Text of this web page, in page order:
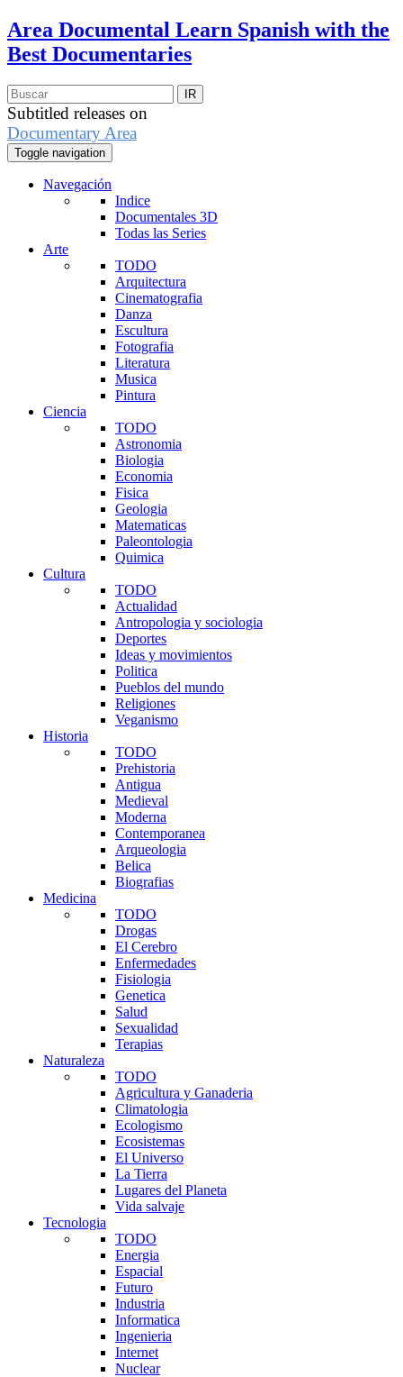
Area Documental Learn Spanish with the
Best Documentaries
Subtitled releases on
Documentary Area
Toggle navigation
Navegación
Indice
Documentales 3D
Todas las Series
Arte
TODO
Arquitectura
Cinematografia
Danza
Escultura
Fotografia
Literatura
Musica
Pintura
Ciencia
TODO
Astronomia
Biologia
Economia
Fisica
Geologia
Matematicas
Paleontologia
Quimica
Cultura
TODO
Actualidad
Antropologia y sociologia
Deportes
Ideas y movimientos
Politica
Pueblos del mundo
Religiones
Veganismo
Historia
TODO
Prehistoria
Antigua
Medieval
Moderna
Contemporanea
Arqueologia
Belica
Biografias
Medicina
TODO
Drogas
El Cerebro
Enfermedades
Fisiologia
Genetica
Salud
Sexualidad
Terapias
Naturaleza
TODO
Agricultura y Ganaderia
Climatologia
Ecologismo
Ecosistemas
El Universo
La Tierra
Lugares del Planeta
Vida salvaje
Tecnologia
TODO
Energia
Espacial
Futuro
Industria
Informatica
Ingenieria
Internet
Nuclear